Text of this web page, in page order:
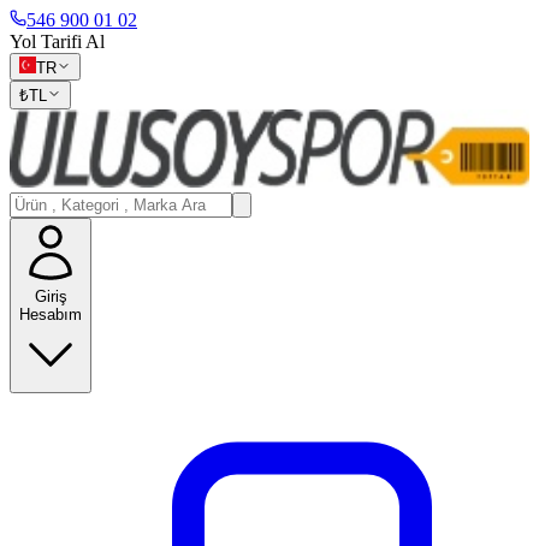
546 900 01 02
Yol Tarifi Al
TR
₺TL
Giriş
Hesabım